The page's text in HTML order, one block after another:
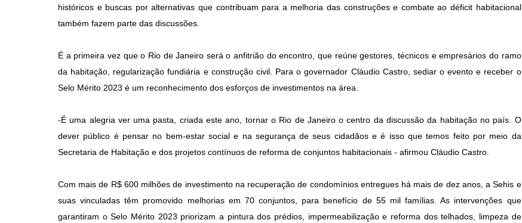
históricos e buscas por alternativas que contribuam para a melhoria das construções e combate ao déficit habitacional
também fazem parte das discussões.
É a primeira vez que o Rio de Janeiro será o anfitrião do encontro, que reúne gestores, técnicos e empresários do ramo
da habitação, regularização fundiária e construção civil. Para o governador Cláudio Castro, sediar o evento e receber o
Selo Mérito 2023 é um reconhecimento dos esforços de investimentos na área.
-É uma alegria ver uma pasta, criada este ano, tornar o Rio de Janeiro o centro da discussão da habitação no país. O
dever público é pensar no bem-estar social e na segurança de seus cidadãos e é isso que temos feito por meio da
Secretaria de Habitação e dos projetos contínuos de reforma de conjuntos habitacionais - afirmou Cláudio Castro.
Com mais de R$ 600 milhões de investimento na recuperação de condomínios entregues há mais de dez anos, a Sehis e
suas vinculadas têm promovido melhorias em 70 conjuntos, para benefício de 55 mil famílias. As intervenções que
garantiram o Selo Mérito 2023 priorizam a pintura dos prédios, impermeabilização e reforma dos telhados, limpeza de